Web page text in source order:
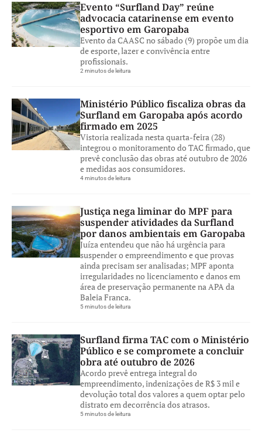
Evento “Surfland Day” reúne
advocacia catarinense em evento
esportivo em Garopaba
Evento da CAASC no sábado (9) propõe um dia
de esporte, lazer e convivência entre
profissionais.
2 minutos de leitura
Ministério Público fiscaliza obras da
Surfland em Garopaba após acordo
firmado em 2025
Vistoria realizada nesta quarta-feira (28)
integrou o monitoramento do TAC firmado, que
prevê conclusão das obras até outubro de 2026
e medidas aos consumidores.
4 minutos de leitura
Justiça nega liminar do MPF para
suspender atividades da Surfland
por danos ambientais em Garopaba
Juíza entendeu que não há urgência para
suspender o empreendimento e que provas
ainda precisam ser analisadas; MPF aponta
irregularidades no licenciamento e danos em
área de preservação permanente na APA da
Baleia Franca.
5 minutos de leitura
Surfland firma TAC com o Ministério
Público e se compromete a concluir
obra até outubro de 2026
Acordo prevê entrega integral do
empreendimento, indenizações de R$ 3 mil e
devolução total dos valores a quem optar pelo
distrato em decorrência dos atrasos.
5 minutos de leitura